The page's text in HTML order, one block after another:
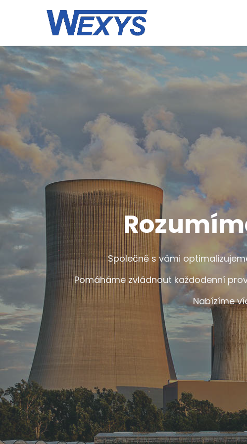
Společně s vámi
Pomáháme zvládnout každodenní
Nabízíme